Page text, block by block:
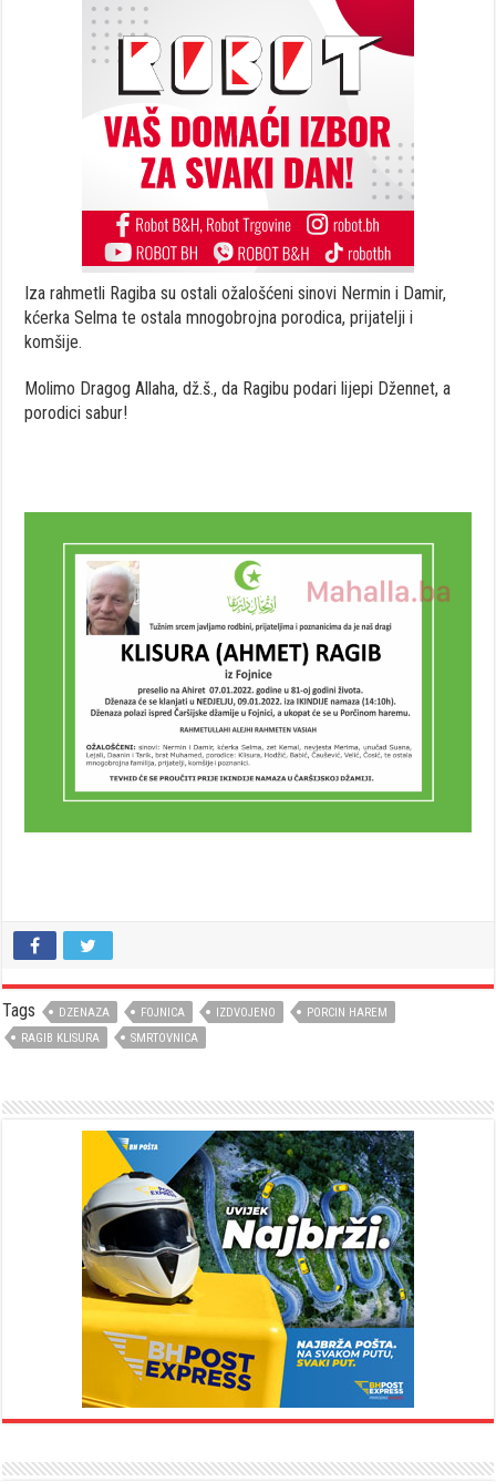
Iza rahmetli Ragiba su ostali ožalošćeni sinovi Nermin i Damir,
kćerka Selma te ostala mnogobrojna porodica, prijatelji i
komšije.
Molimo Dragog Allaha, dž.š., da Ragibu podari lijepi Džennet, a
porodici sabur!
Tags DZENAZA FOJNICA IZDVOJENO
PORCIN HAREM
RAGIB KLISURA
SMRTOVNICA